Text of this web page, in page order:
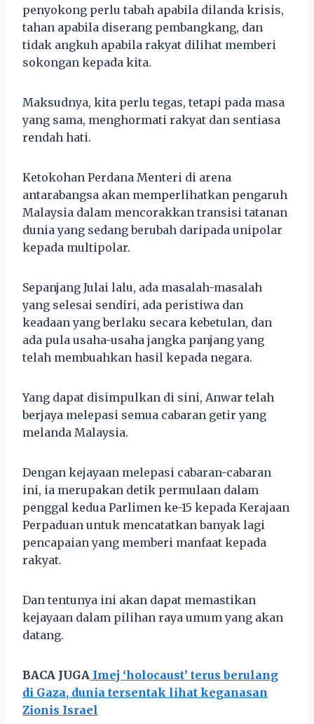
penyokong perlu tabah apabila dilanda krisis,
tahan apabila diserang pembangkang, dan
tidak angkuh apabila rakyat dilihat memberi
sokongan kepada kita.
Maksudnya, kita perlu tegas, tetapi pada masa
yang sama, menghormati rakyat dan sentiasa
rendah hati.
Ketokohan Perdana Menteri di arena
antarabangsa akan memperlihatkan pengaruh
Malaysia dalam mencorakkan transisi tatanan
dunia yang sedang berubah daripada unipolar
kepada multipolar.
Sepanjang Julai lalu, ada masalah-masalah
yang selesai sendiri, ada peristiwa dan
keadaan yang berlaku secara kebetulan, dan
ada pula usaha-usaha jangka panjang yang
telah membuahkan hasil kepada negara.
Yang dapat disimpulkan di sini, Anwar telah
berjaya melepasi semua cabaran getir yang
melanda Malaysia.
Dengan kejayaan melepasi cabaran-cabaran
ini, ia merupakan detik permulaan dalam
penggal kedua Parlimen ke-15 kepada Kerajaan
Perpaduan untuk mencatatkan banyak lagi
pencapaian yang memberi manfaat kepada
rakyat.
Dan tentunya ini akan dapat memastikan
kejayaan dalam pilihan raya umum yang akan
datang.
BACA JUGA Imej ‘holocaust’ terus berulang
di Gaza, dunia tersentak lihat keganasan
Zionis Israel